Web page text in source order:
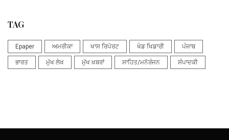
TAG
Epaper ਅਮਰੀਕਾ ਖਾਸ ਰਿਪੋਰਟ ਖੇਡ ਖਿਡਾਰੀ ਪੰਜਾਬ
ਭਾਰਤ ਮੁੱਖ ਲੇਖ ਮੁੱਖ ਖ਼ਬਰਾਂ ਸਾਹਿਤ/ਮਨੋਰੰਜਨ ਸੰਪਾਦਕੀ